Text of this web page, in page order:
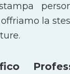
offriamo la